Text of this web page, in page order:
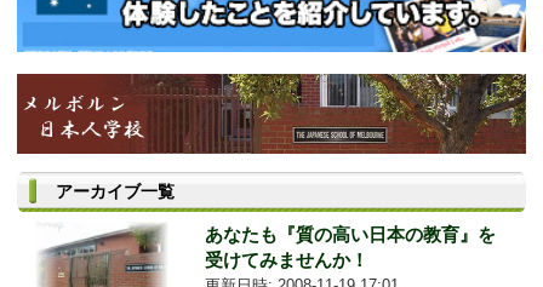
アーカイブ一覧
あなたも『質の高い日本の教育』を
受けてみませんか！